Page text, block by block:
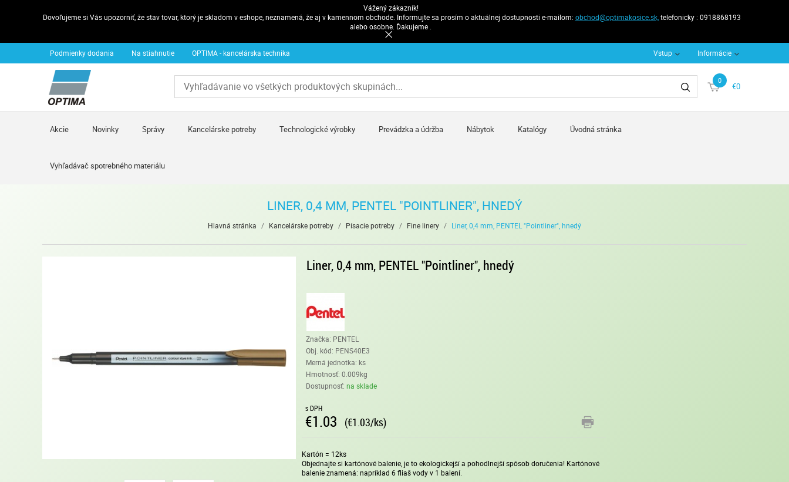
Vážený zákazník!
Dovoľujeme si Vás upozorniť, že stav tovar, ktorý je skladom v eshope, neznamená, že aj v kamennom obchode. Informujte sa prosím o aktuálnej dostupnosti e-mailom: obchod@optimakosice.sk, telefonicky : 0918868193
alebo osobne. Ďakujeme .
Podmienky dodania Na stiahnutie OPTIMA - kancelárska technika Vstup Informácie
0
€0
Akcie Novinky Správy Kancelárske potreby Technologické výrobky Prevádzka a údržba Nábytok Katalógy Úvodná stránka
Vyhľadávač spotrebného materiálu
LINER, 0,4 MM, PENTEL "POINTLINER", HNEDÝ
Hlavná stránka / Kancelárske potreby / Písacie potreby / Fine linery / Liner, 0,4 mm, PENTEL "Pointliner", hnedý
Liner, 0,4 mm, PENTEL "Pointliner", hnedý
Značka: PENTEL
Obj. kód: PENS40E3
Merná jednotka: ks
Hmotnosť: 0.009kg
Dostupnosť: na sklade
s DPH
€1.03 (€1.03/ks)
Kartón = 12ks
Objednajte si kartónové balenie, je to ekologickejší a pohodlnejší spôsob doručenia! Kartónové
balenie znamená: napríklad 6 fliaš vody v 1 balení.